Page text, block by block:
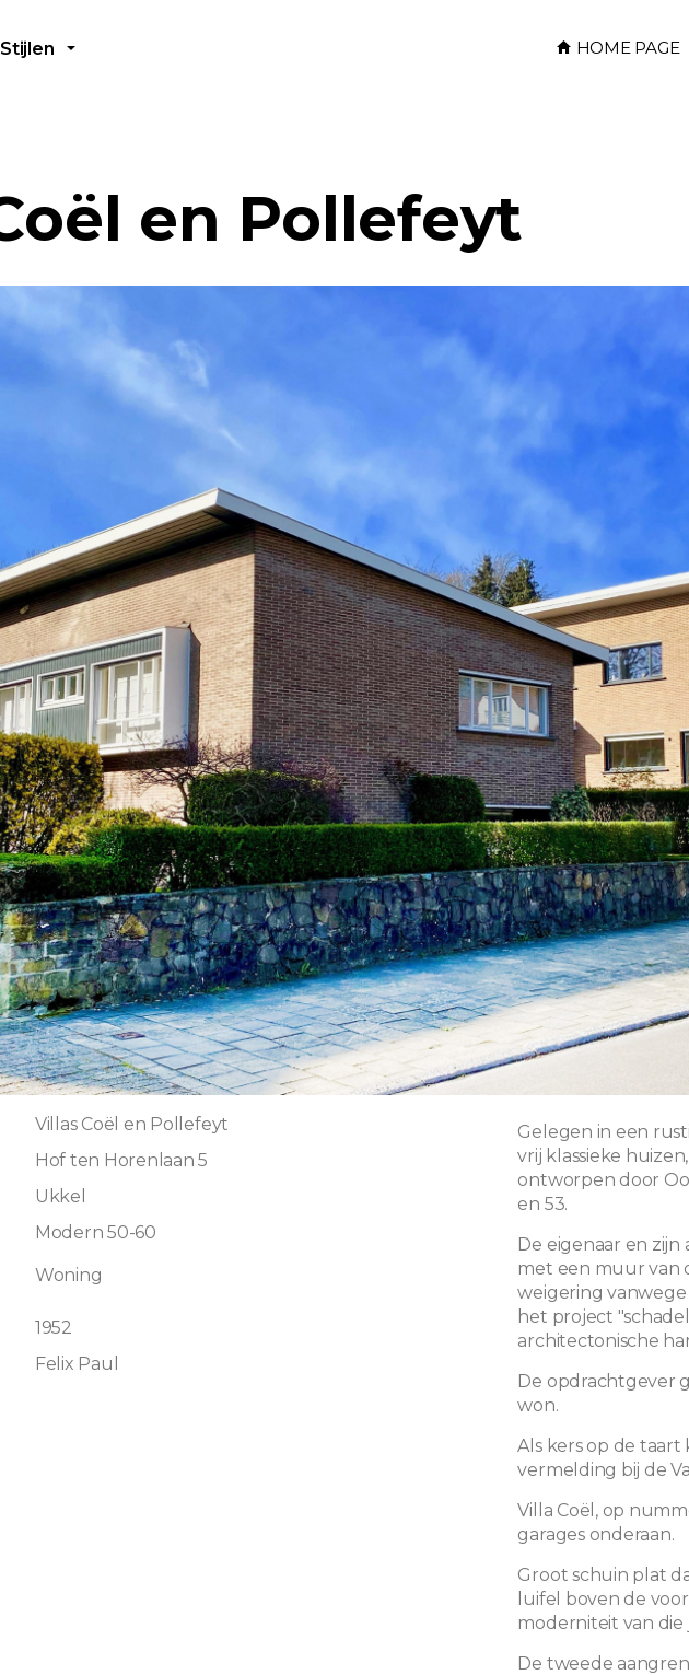
Stijlen HOME PAGE
en Pollefeyt
Villas Coël en Pollefeyt
Hof ten Horenlaan 5
Ukkel
Modern 50-60
Woning
1952
Felix Paul
Gelegen in een
vrij klassieke
ontworpen door
en 53.
De eigenaar en
met een muur van
weigering
het project
architectonische
De opdrachtgever
won.
Als kers op de taart
vermelding bij de
Villa Coël, op
garages onderaan.
Groot schuin plat
luifel boven de
moderniteit van die
De tweede